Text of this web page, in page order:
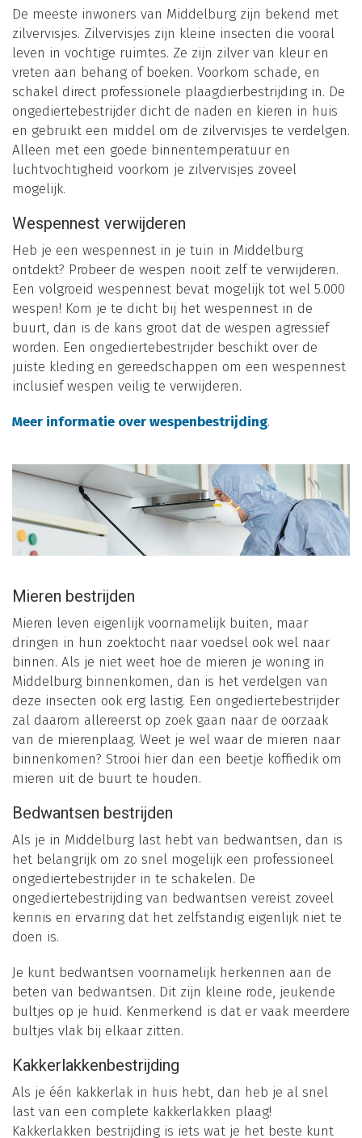
De meeste inwoners van Middelburg zijn bekend met
zilvervisjes. Zilvervisjes zijn kleine insecten die vooral
leven in vochtige ruimtes. Ze zijn zilver van kleur en
vreten aan behang of boeken. Voorkom schade, en
schakel direct professionele plaagdierbestrijding in. De
ongediertebestrijder dicht de naden en kieren in huis
en gebruikt een middel om de zilvervisjes te verdelgen.
Alleen met een goede binnentemperatuur en
luchtvochtigheid voorkom je zilvervisjes zoveel
mogelijk.
Wespennest verwijderen
Heb je een wespennest in je tuin in Middelburg
ontdekt? Probeer de wespen nooit zelf te verwijderen.
Een volgroeid wespennest bevat mogelijk tot wel 5.000
wespen! Kom je te dicht bij het wespennest in de
buurt, dan is de kans groot dat de wespen agressief
worden. Een ongediertebestrijder beschikt over de
juiste kleding en gereedschappen om een wespennest
inclusief wespen veilig te verwijderen.
Meer informatie over wespenbestrijding.
Mieren bestrijden
Mieren leven eigenlijk voornamelijk buiten, maar
dringen in hun zoektocht naar voedsel ook wel naar
binnen. Als je niet weet hoe de mieren je woning in
Middelburg binnenkomen, dan is het verdelgen van
deze insecten ook erg lastig. Een ongediertebestrijder
zal daarom allereerst op zoek gaan naar de oorzaak
van de mierenplaag. Weet je wel waar de mieren naar
binnenkomen? Strooi hier dan een beetje koffiedik om
mieren uit de buurt te houden.
Bedwantsen bestrijden
Als je in Middelburg last hebt van bedwantsen, dan is
het belangrijk om zo snel mogelijk een professioneel
ongediertebestrijder in te schakelen. De
ongediertebestrijding van bedwantsen vereist zoveel
kennis en ervaring dat het zelfstandig eigenlijk niet te
doen is.
Je kunt bedwantsen voornamelijk herkennen aan de
beten van bedwantsen. Dit zijn kleine rode, jeukende
bultjes op je huid. Kenmerkend is dat er vaak meerdere
bultjes vlak bij elkaar zitten.
Kakkerlakkenbestrijding
Als je één kakkerlak in huis hebt, dan heb je al snel
last van een complete kakkerlakken plaag!
Kakkerlakken bestrijding is iets wat je het beste kunt